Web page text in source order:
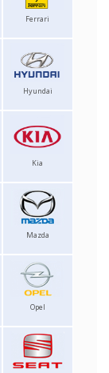
Ferrari
Hyundai
Kia
Mazda
Opel